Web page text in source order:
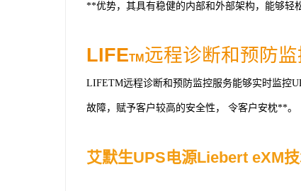
**优势，其具有稳健的内部和外部架构，能够轻
LIFETM远程诊断和预防监
LIFETM远程诊断和预防监控服务能够实时监控
故障，赋予客户较高的安全性， 令客户安枕**。
艾默生UPS电源Liebert eXM